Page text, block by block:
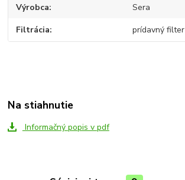
Výrobca Sera
Filtrácia prídavný filter
Na stiahnutie
Informačný popis v pdf